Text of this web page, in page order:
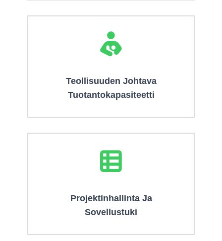
Teollisuuden Johtava
Tuotantokapasiteetti
Projektinhallinta Ja
Sovellustuki